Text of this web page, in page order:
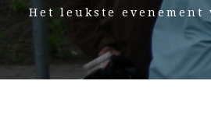
Het leukste evenement